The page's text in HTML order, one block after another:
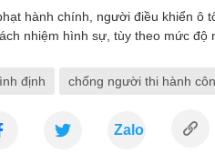
hành chính, người điều khiển ô
nhiệm hình sự, tùy theo mức độ
định chống người thi hành
Zalo